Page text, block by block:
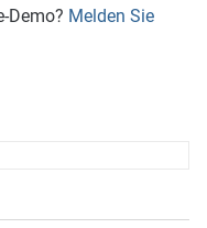
Demo? Melden Sie